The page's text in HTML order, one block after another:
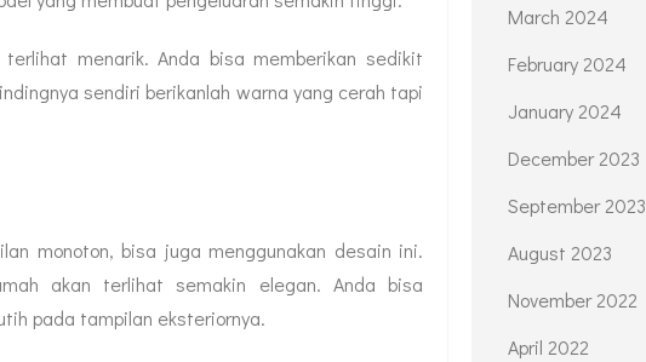
menarik. Anda bisa memberikan sedikit
sendiri berikanlah warna yang cerah tapi
monoton, bisa juga menggunakan desain ini.
akan terlihat semakin elegan. Anda bisa
pada tampilan eksteriornya.
March 2024
February 2024
January 2024
December 2023
September 2023
August 2023
November 2022
April 2022